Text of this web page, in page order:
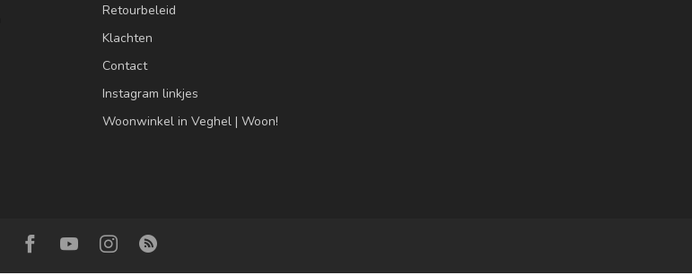
Retourbeleid
Klachten
Contact
Instagram linkjes
Woonwinkel in Veghel | Woon!